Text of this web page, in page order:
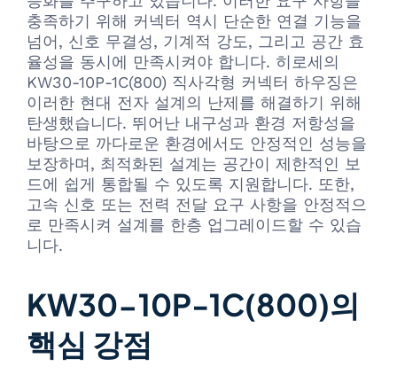
충족하기 위해 커넥터 역시 단순한 연결 기능을
넘어, 신호 무결성, 기계적 강도, 그리고 공간 효
율성을 동시에 만족시켜야 합니다. 히로세의
KW30-10P-1C(800) 직사각형 커넥터 하우징은
이러한 현대 전자 설계의 난제를 해결하기 위해
탄생했습니다. 뛰어난 내구성과 환경 저항성을
바탕으로 까다로운 환경에서도 안정적인 성능을
보장하며, 최적화된 설계는 공간이 제한적인 보
드에 쉽게 통합될 수 있도록 지원합니다. 또한,
고속 신호 또는 전력 전달 요구 사항을 안정적으
로 만족시켜 설계를 한층 업그레이드할 수 있습
니다.
KW30-10P-1C(800)의
핵심 강점